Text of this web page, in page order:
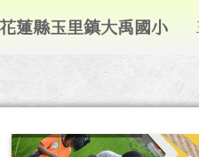
鎮大禹國
花蓮縣玉里鎮大禹國小